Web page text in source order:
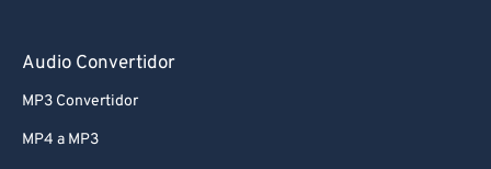
Audio Convertidor
MP3 Convertidor
MP4 a MP3